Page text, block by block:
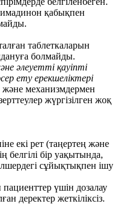
қабықпен
таблеткаларын
болмайды.
әлеуетті қауіпті
ету ерекшеліктері
және механизмдермен
жүргізілген жоқ
екі рет (таңертең және
белгілі бір уақытында,
сұйықтықпен ішу
үшін дозалау
деректер жеткіліксіз.